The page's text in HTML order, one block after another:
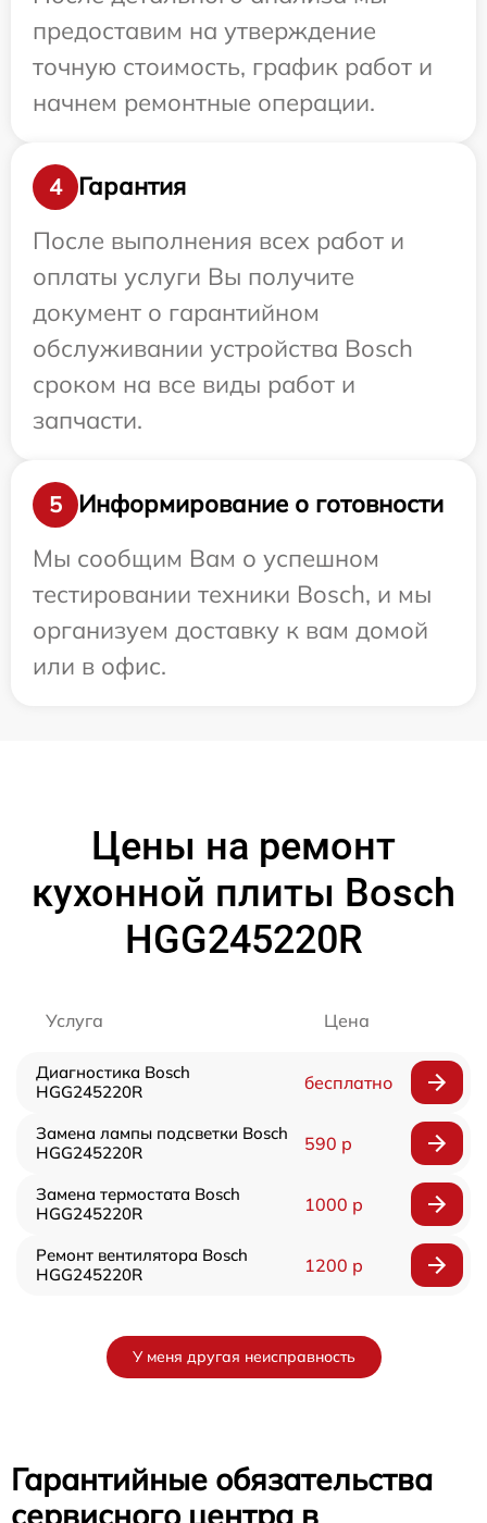
предоставим на утверждение
точную стоимость, график работ и
начнем ремонтные операции.
4
Гарантия
После выполнения всех работ и
оплаты услуги Вы получите
документ о гарантийном
обслуживании устройства Bosch
сроком на все виды работ и
запчасти.
5
Информирование о готовности
Мы сообщим Вам о успешном
тестировании техники Bosch, и мы
организуем доставку к вам домой
или в офис.
Цены на ремонт
кухонной плиты Bosch
HGG245220R
Услуга Цена
Диагностика Bosch
HGG245220R
бесплатно
Замена лампы подсветки Bosch
HGG245220R
590 р
Замена термостата Bosch
HGG245220R
1000 р
Ремонт вентилятора Bosch
HGG245220R
1200 р
У меня другая неисправность
Гарантийные обязательства
сервисного центра в